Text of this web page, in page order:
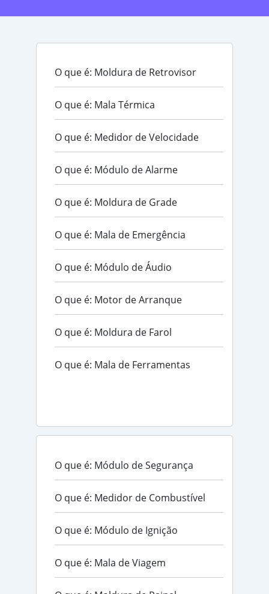
O que é: Moldura de Retrovisor
O que é: Mala Térmica
O que é: Medidor de Velocidade
O que é: Módulo de Alarme
O que é: Moldura de Grade
O que é: Mala de Emergência
O que é: Módulo de Áudio
O que é: Motor de Arranque
O que é: Moldura de Farol
O que é: Mala de Ferramentas
O que é: Módulo de Segurança
O que é: Medidor de Combustível
O que é: Módulo de Ignição
O que é: Mala de Viagem